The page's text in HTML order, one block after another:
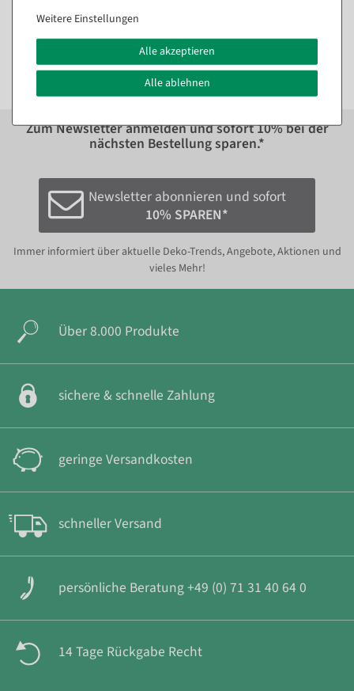
296,31 €
70,21 €
59,00 EUR zzgl. ges. MwSt.
Zum Newsletter anmelden und sofort10%bei der
nächsten Bestellung sparen.*
Newsletter abonnieren und sofort
10% SPAREN*
Immer informiert über aktuelle Deko-Trends, Angebote, Aktionen und
vieles Mehr!
Über 8.000 Produkte
sichere & schnelle Zahlung
geringe Versandkosten
schneller Versand
persönliche Beratung +49 (0) 71 31 40 64 0
14 Tage Rückgabe Recht
Weitere Einstellungen
Alle akzeptieren
Alle ablehnen